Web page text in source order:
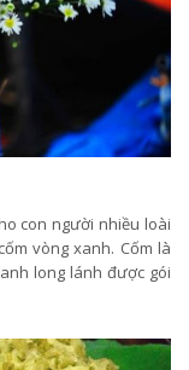
con người nhiều loài
vòng xanh. Cốm là
long lánh được gói